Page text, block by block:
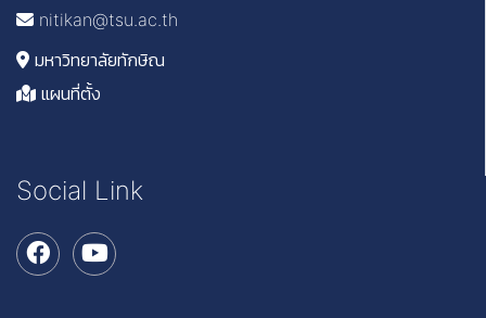
nitikan@tsu.ac.th
มหาวิทยาลัยทักษิณ
แผนที่ตั้ง
Social Link